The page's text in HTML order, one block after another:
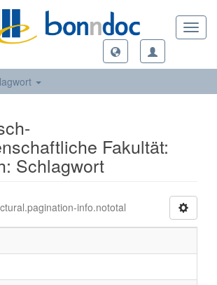
Fakultät:
Schlagwort
info.nototal